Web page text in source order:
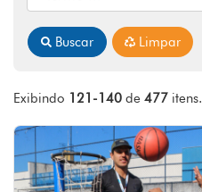
Exibindo 121-140 de 477 itens.
Buscar Limpar